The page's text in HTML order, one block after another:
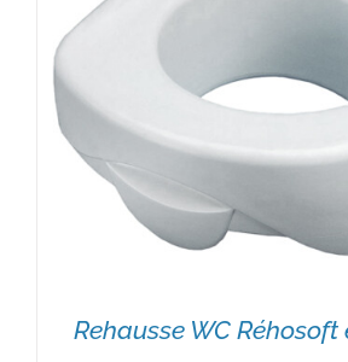
Rehausse WC Réhosoft